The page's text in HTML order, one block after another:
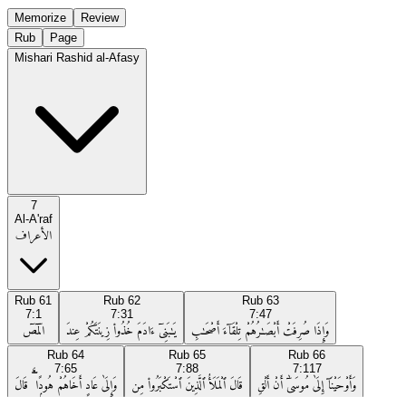
Memorize
Review
Rub
Page
Mishari Rashid al-Afasy
7
Al-A'raf
الأعراف
Rub 61
7:1
الٓمٓصٓ
Rub 62
7:31
يَـٰبَنِىٓ ءَادَمَ خُذُوا۟ زِينَتَكُمْ عِندَ
Rub 63
7:47
وَإِذَا صُرِفَتْ أَبْصَـٰرُهُمْ تِلْقَآءَ أَصْحَـٰبِ
Rub 64
7:65
وَإِلَىٰ عَادٍ أَخَاهُمْ هُودًۭا ۗ قَالَ
Rub 65
7:88
قَالَ ٱلْمَلَأُ ٱلَّذِينَ ٱسْتَكْبَرُوا۟ مِن
Rub 66
7:117
وَأَوْحَيْنَآ إِلَىٰ مُوسَىٰٓ أَنْ أَلْقِ